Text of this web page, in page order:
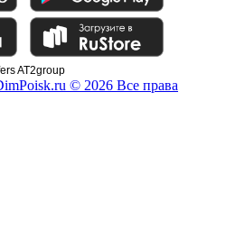
AT2group
© 2026 Все права